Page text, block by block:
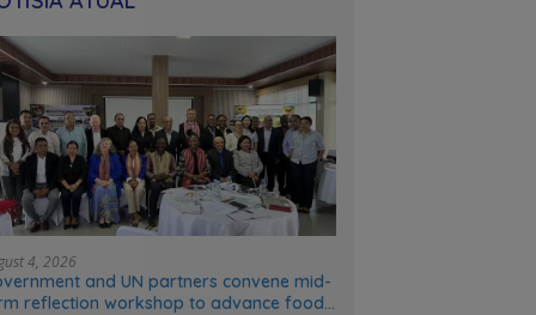
4, 2026
and UN partners convene mid-
reflection workshop to advance food